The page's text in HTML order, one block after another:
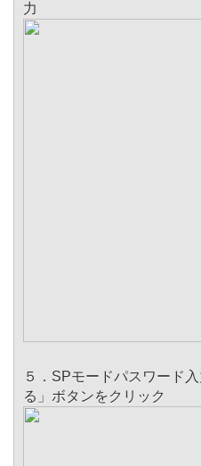
力
５．SPモードパスワード
る」ボタンをクリック